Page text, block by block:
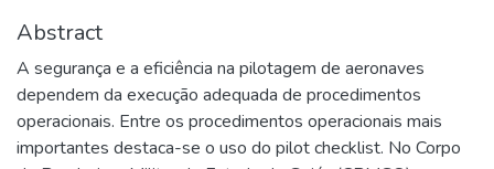
Abstract
A segurança e a eficiência na pilotagem de aeronaves
dependem da execução adequada de procedimentos
operacionais. Entre os procedimentos operacionais mais
importantes destaca-se o uso do pilot checklist. No Corpo